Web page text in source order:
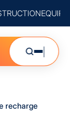
recharge